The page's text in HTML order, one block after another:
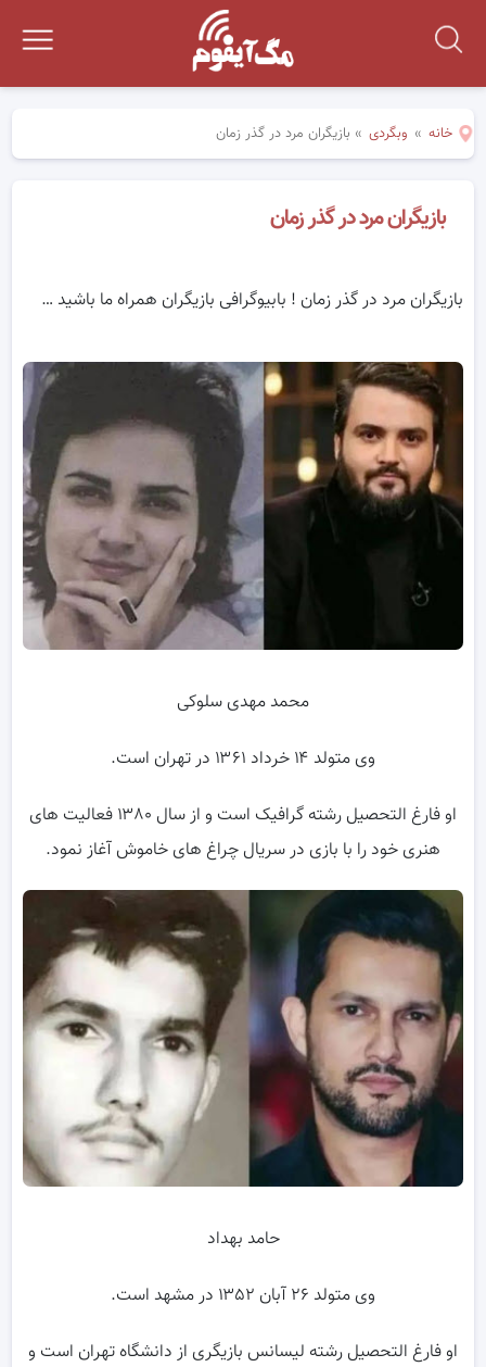
خانه » وبگردی » بازیگران مرد در گذر زمان
بازیگران مرد در گذر زمان
بازیگران مرد در گذر زمان ! بابیوگرافی بازیگران همراه ما باشید …
محمد مهدی سلوکی
وی متولد ۱۴ خرداد ۱۳۶۱ در تهران است.
او فارغ التحصیل رشته گرافیک است و از سال ۱۳۸۰ فعالیت های
هنری خود را با بازی در سریال چراغ های خاموش آغاز نمود.
حامد بهداد
وی متولد ۲۶ آبان ۱۳۵۲ در مشهد است.
او فارغ التحصیل رشته لیسانس بازیگری از دانشگاه تهران است و